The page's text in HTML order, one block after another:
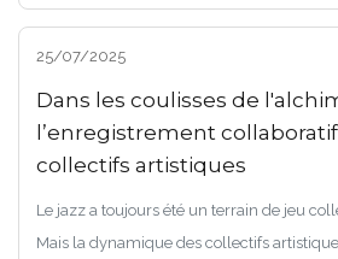
25/07/2025
Dans les coulisses de
l’enregistrement
collectifs artistiques
Le jazz a toujours été un terrain de jeu
Mais la dynamique des collectifs